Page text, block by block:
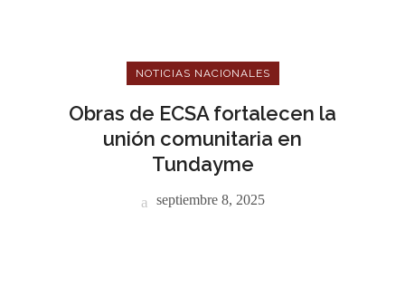
NOTICIAS NACIONALES
Obras de ECSA fortalecen la
unión comunitaria en
Tundayme
septiembre 8, 2025